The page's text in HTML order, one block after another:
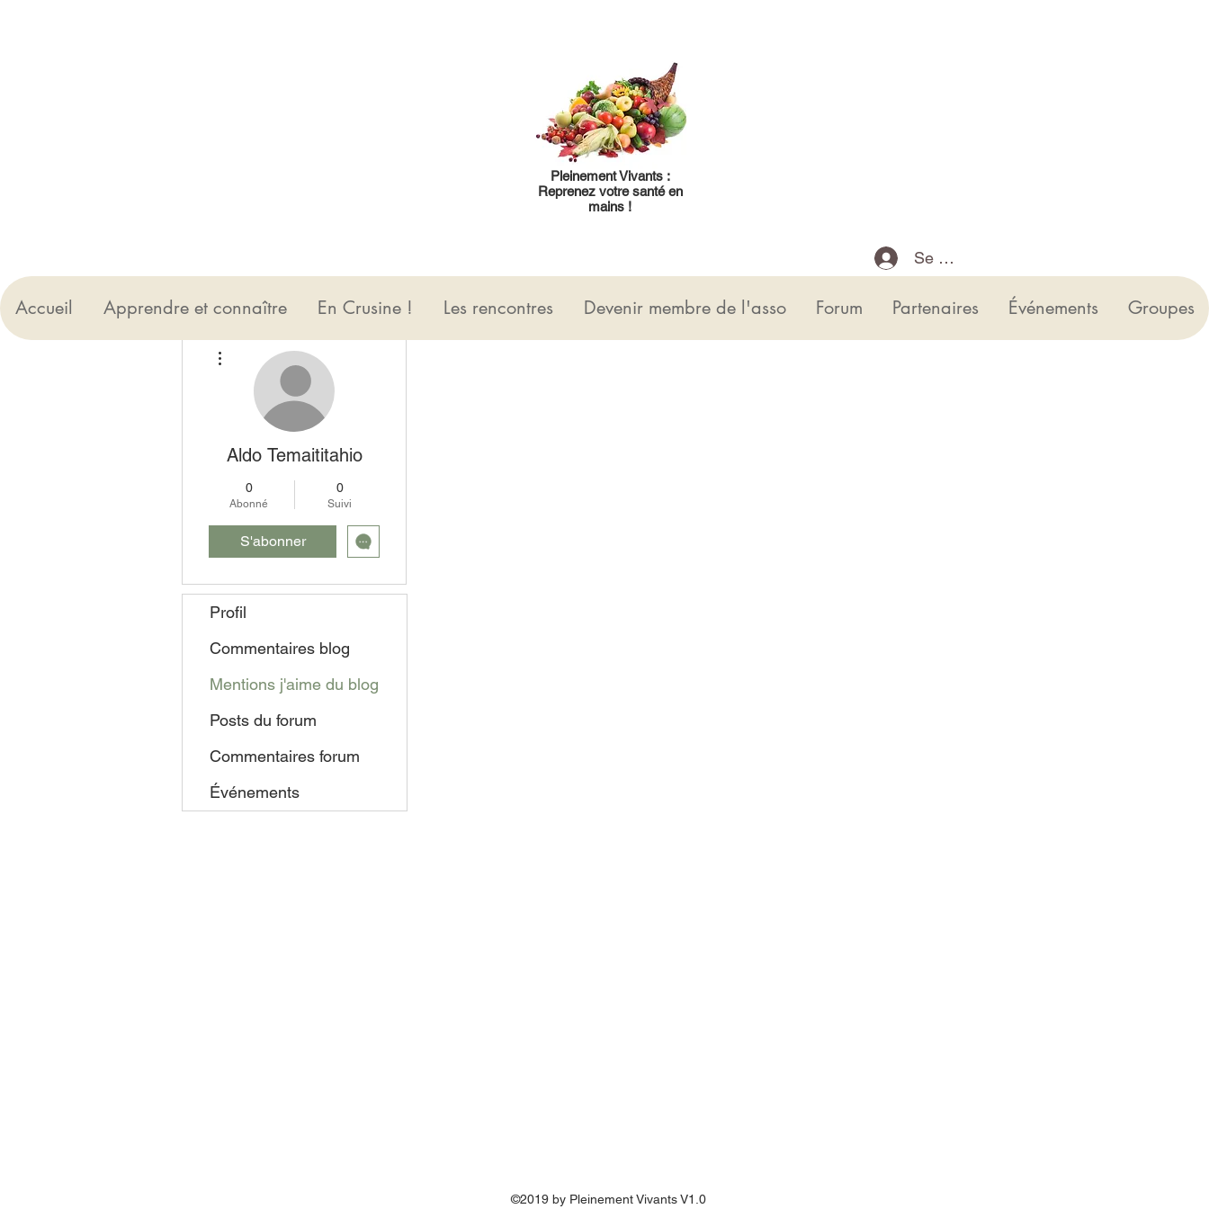
Pleinement Vivants :
Reprenez votre santé en
mains !
Se connecter
Accueil Apprendre et connaître En Crusine ! Les rencontres Devenir membre de l'asso Forum Partenaires Événements Groupes
Aldo Temaititahio
0
Abonné
0
Suivi
S'abonner
Profil
Commentaires blog
Mentions j'aime du blog
Posts du forum
Commentaires forum
Événements
©2019 by Pleinement Vivants V1.0